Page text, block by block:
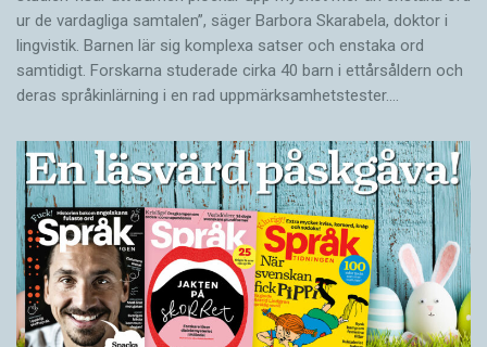
ur de vardagliga samtalen”, säger Barbora Skarabela, doktor i
lingvistik. Barnen lär sig komplexa satser och enstaka ord
samtidigt. Forskarna studerade cirka 40 barn i ettårsåldern och
deras språkinlärning i en rad uppmärksamhetstester.…